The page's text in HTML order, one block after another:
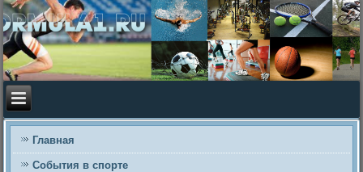
Главная
События в спорте